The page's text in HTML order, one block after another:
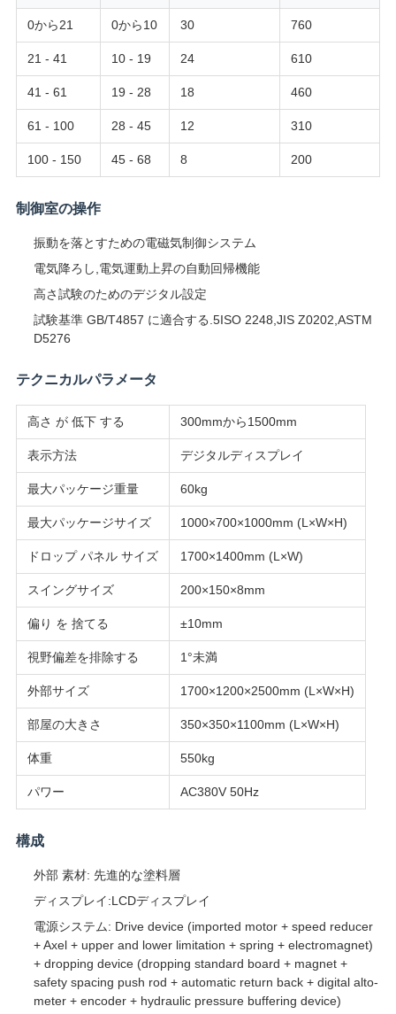
ニ
ュ
ー
引
用
を
要
し
な
さ
い
SHOW
SITEMAP
PRIVACY
POLICY
0から21 0から10 30 760
21 - 41 10 - 19 24 610
41 - 61 19 - 28 18 460
61 - 100 28 - 45 12 310
100 - 150 45 - 68 8 200
制御室の操作
振動を落とすための電磁気制御システム
電気降ろし,電気運動上昇の自動回帰機能
高さ試験のためのデジタル設定
試験基準 GB/T4857 に適合する.5ISO 2248,JIS Z0202,ASTM
D5276
テクニカルパラメータ
高さ が 低下 する 300mmから1500mm
表示方法 デジタルディスプレイ
最大パッケージ重量 60kg
最大パッケージサイズ 1000×700×1000mm (L×W×H)
ドロップ パネル サイズ 1700×1400mm (L×W)
スイングサイズ 200×150×8mm
偏り を 捨てる ±10mm
視野偏差を排除する 1°未満
外部サイズ 1700×1200×2500mm (L×W×H)
部屋の大きさ 350×350×1100mm (L×W×H)
体重 550kg
パワー AC380V 50Hz
構成
外部 素材: 先進的な塗料層
ディスプレイ:LCDディスプレイ
電源システム: Drive device (imported motor + speed reducer
+ Axel + upper and lower limitation + spring + electromagnet)
+ dropping device (dropping standard board + magnet +
safety spacing push rod + automatic return back + digital alto-
meter + encoder + hydraulic pressure buffering device)